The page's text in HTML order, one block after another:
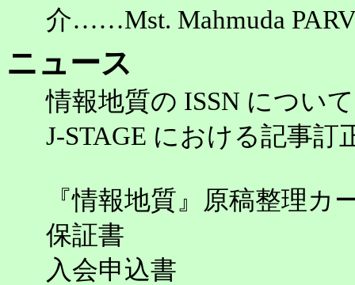
介……Mst. Mahmuda
ニュース
情報地質の ISSN につ
J-STAGE における記事
『情報地質』原稿整理カ
保証書
入会申込書